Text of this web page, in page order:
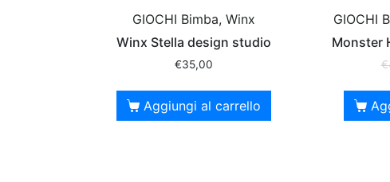
GIOCHI Bimba, Winx
Winx Stella design studio
€35,00
Aggiungi al carrello
GIOCHI
Monster
€